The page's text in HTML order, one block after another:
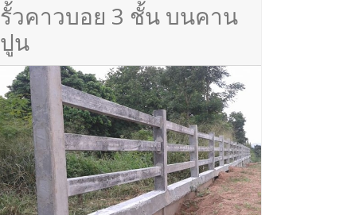
รั้วคาวบอย 3 ชั้น บนคาน
ปูน